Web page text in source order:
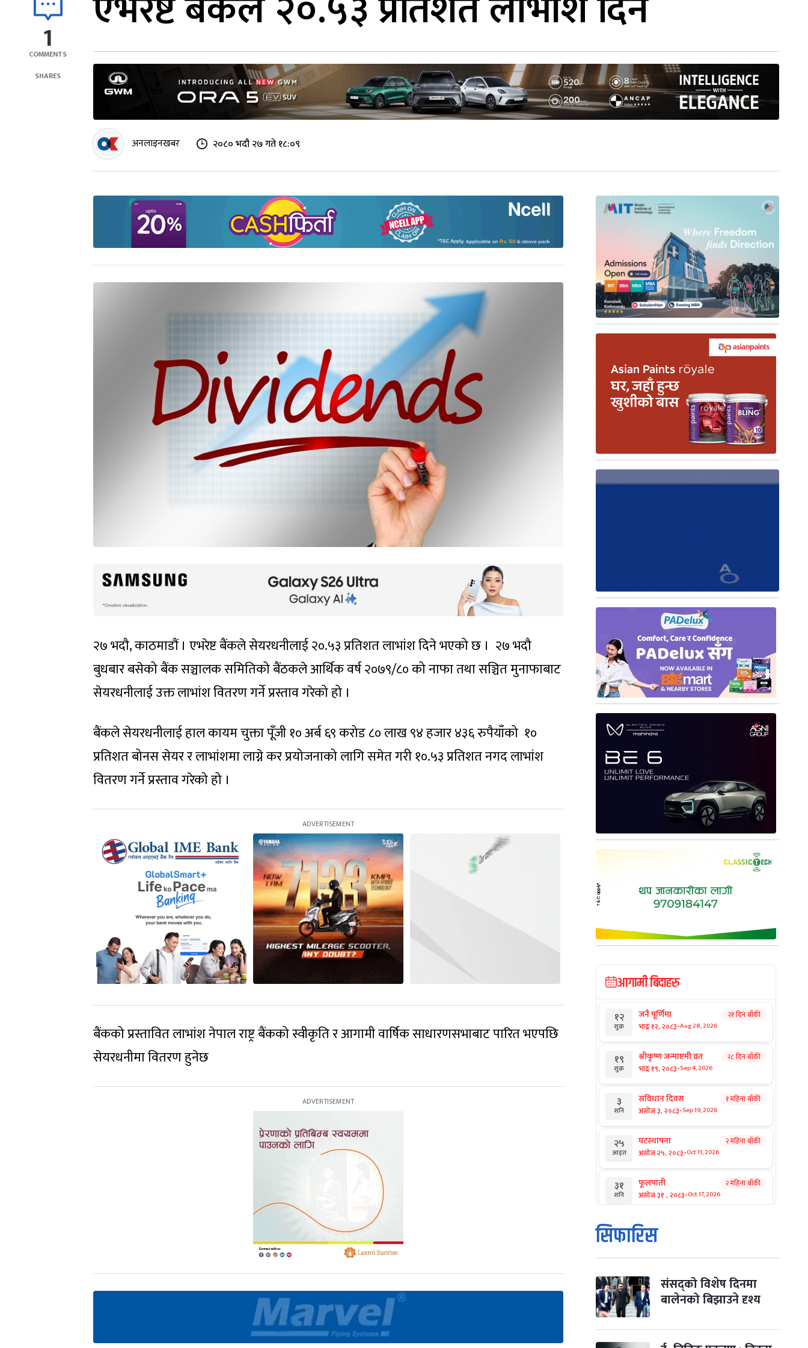
1
COMMENTS
SHARES
अनलाइनखबर २०८० भदौ २७ गते १८:०९
२७ भदौ, काठमाडौं । एभरेष्ट बैंकले सेयरधनीलाई २०.५३ प्रतिशत लाभांश दिने भएको छ । २७ भदौ
बुधबार बसेको बैंक सञ्चालक समितिको बैंठकले आर्थिक वर्ष २०७९/८० को नाफा तथा सञ्चित मुनाफाबाट
सेयरधनीलाई उक्त लाभांश वितरण गर्ने प्रस्ताव गरेको हो ।
बैंकले सेयरधनीलाई हाल कायम चुक्ता पूँजी १० अर्ब ६९ करोड ८० लाख ९४ हजार ४३६ रुपैयाँको १०
प्रतिशत बोनस सेयर र लाभांशमा लाग्ने कर प्रयोजनाको लागि समेत गरी १०.५३ प्रतिशत नगद लाभांश
वितरण गर्ने प्रस्ताव गरेको हो ।
बैंकको प्रस्तावित लाभांश नेपाल राष्ट्र बैंकको स्वीकृति र आगामी वार्षिक साधारणसभाबाट पारित भएपछि
सेयरधनीमा वितरण हुनेछ
आगामी बिदाहरु
१२
शुक्र
जनै पूर्णिमा
भाद्र १२, २०८३-Aug 28, 2026
२१ दिन बाँकी
१९
शुक्र
श्रीकृष्ण जन्माष्टमी व्रत
भाद्र १९, २०८३-Sep 4, 2026
२८ दिन बाँकी
३
शनि
संविधान दिवस
असोज ३, २०८३-Sep 19, 2026
१ महिना बाँकी
२५
आइत
घटस्थापना
असोज २५, २०८३-Oct 11, 2026
२ महिना बाँकी
३१
शनि
फूलपाती
असोज ३१ , २०८३-Oct 17, 2026
२ महिना बाँकी
१
आइत
कार्तिक सङ्क्रान्ति
कार्तिक १, २०८३
मंगल कार्तिक ३, २०८३-Oct 20, 2026
४ विजयादशमी
कार्तिक ४, २०८३
सिफारिस
संसद्को विशेष दिनमा
बालेनको बिझाउने दृश्य